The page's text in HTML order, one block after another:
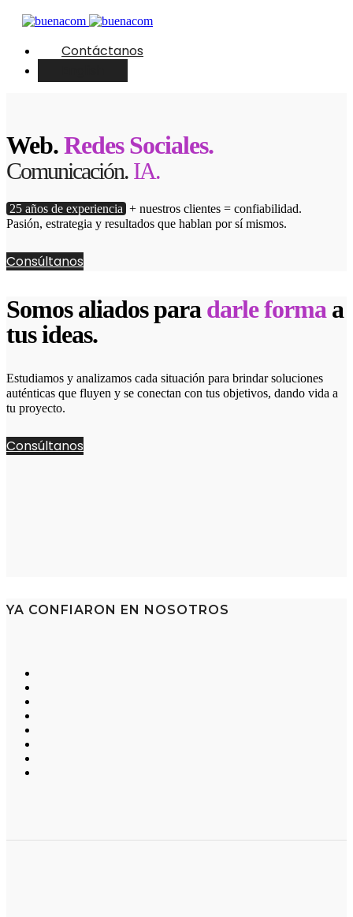
Contáctanos
Web.Redes Sociales.
Comunicación. IA.
25 años de experiencia + nuestros clientes = confiabilidad.
Pasión, estrategia y resultados que hablan por sí mismos.
Consúltanos
Somos aliados para darle forma a
tus ideas.
Estudiamos y analizamos cada situación para brindar soluciones
auténticas que fluyen y se conectan con tus objetivos, dando vida a
tu proyecto.
Consúltanos
YA CONFIARON EN NOSOTROS